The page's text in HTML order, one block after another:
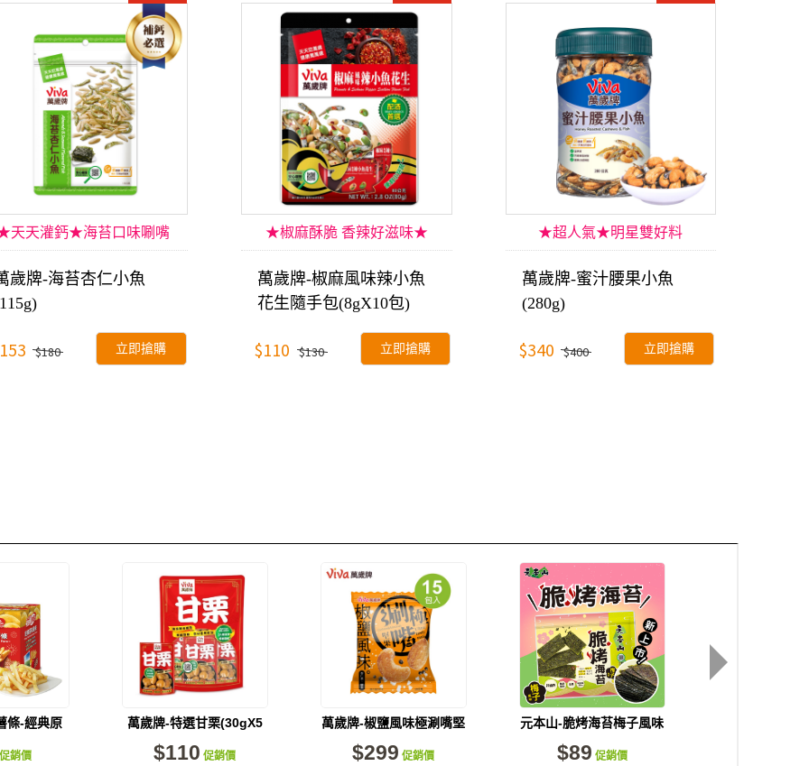
天天灌鈣★海苔口味唰嘴
歲牌-海苔杏仁小魚
$180 立即搶購
★椒麻酥脆 香辣好滋味★
萬歲牌-椒麻風味辣小魚
花生隨手包(8gX10包)
$110 $130 立即搶購
★超人氣★明星雙好料
萬歲牌-蜜汁腰果小魚
(280g)
$340 $400 立即搶購
條-經典原
銷價
萬歲牌-特選甘栗(30gX5
包)
$110 促銷價
萬歲牌-椒鹽風味極涮嘴堅
果(15包/袋)
$299 促銷價
元本山-脆烤海苔梅子風味
(34g/袋)
$89 促銷價